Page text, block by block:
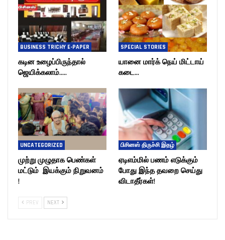
BUSINESS TRICHY E-PAPER
கடின உழைப்பிருந்தால்
ஜெயிக்கலாம்…..
SPECIAL STORIES
யானை மார்க் நெய் மிட்டாய்
கடை…
UNCATEGORIZED
முற்று முழுதாக பெண்கள்
மட்டும் இயக்கும் நிறுவனம்
!
பிசினஸ் திருச்சி இதழ்
ஏடிஎம்மில் பணம் எடுக்கும்
போது இந்த தவறை செய்து
விடாதீர்கள்!
PREV NEXT